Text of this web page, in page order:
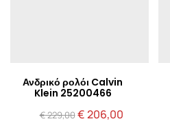
Ανδρικό ρολόι Calvin
Klein 25200466
€229,00Original
€206,00Η